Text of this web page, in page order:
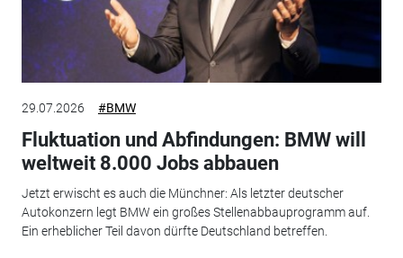
29.07.2026 #BMW
Fluktuation und Abfindungen: BMW will
weltweit 8.000 Jobs abbauen
Jetzt erwischt es auch die Münchner: Als letzter deutscher
Autokonzern legt BMW ein großes Stellenabbauprogramm auf.
Ein erheblicher Teil davon dürfte Deutschland betreffen.